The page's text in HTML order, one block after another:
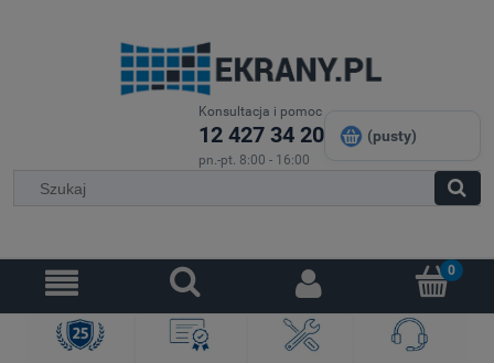
Konsultacja i pomoc
12 427 34 20
pn.-pt. 8:00 - 16:00
(pusty)